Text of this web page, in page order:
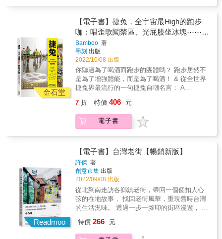
崗、下水道、排水溝、溯溪、翻牆等，到處都
能跑。 像這樣毫無底線的亂亂跑，即使摔得鼻
青臉腫、斷手斷腳， 甚或山中迷航、跌落屎
坑，卻也樂此不疲。 & 光屁股坐冰塊幾乎是所
有捷兔會都會玩的幼稚遊戲， 任何物品都可以
拿來當喝酒容器，並以千奇百怪的姿勢將酒送
入口中， 花招可謂五花八門，只有你想不到，
沒有捷兔做不到。 & 在這裡，話題百無禁忌，
天南地北胡吹亂扯。 在這裡，拋開世俗身分枷
鎖，中年大叔秒變中二。 在這裡，噹噹尺度無
的台北捷兔，自1973年成立以來，無論颱風
&shy;、地震、打雷閃電、大年初一或除夕，每
個星期六總有一群樂此不疲的瘋子，互相調侃
兔作為台灣第一個野跑團體，如今已累積超過
2400個跑次，其分會也在台灣和世界各地開枝
散葉。 & 本書完整收錄所有關於捷兔的起源、
文化和大大小小知識， 還有那些好笑的、脫序
的，屬於一群男人的浪漫（？）與超狂趣事。
& 準備好一起奔跑了嗎？ ON ON！ &
金石堂
【電子書】捷兔，全宇宙最High的跑步
咖：唱歪歌闖禁區、光屁股坐冰塊⋯⋯最
不正經的野跑俱樂部，週週突破極限，跑
玩全台
Bamboo 著
墨刻 出版
2022/10/08 出版
你聽過為了喝酒而跑步的團體嗎？ 跑步居然不
是為了增強體能，而是為了喝酒！ & 從全世界
捷兔界最流行的一句捷兔自嘲名言： A
大概了解這個團體的屬性。 & 跑步、喝酒只是
捷兔活動中兩個主要元素， 捷兔還有一些外人
所無法想像、匪夷所思的文化， 只有參加過的
崗、下水道、排水溝、溯溪、翻牆等，到處都
能跑。 像這樣毫無底線的亂亂跑，即使摔得鼻
青臉腫、斷手斷腳， 甚或山中迷航、跌落屎
坑，卻也樂此不疲。 & 光屁股坐冰塊幾乎是所
有捷兔會都會玩的幼稚遊戲， 任何物品都可以
拿來當喝酒容器，並以千奇百怪的姿勢將酒送
入口中， 花招可謂五花八門，只有你想不到，
沒有捷兔做不到。 & 在這裡，話題百無禁忌，
天南地北胡吹亂扯。 在這裡，拋開世俗身分枷
7 折 特價 406 元
電子書
Readmoo
【電子書】台灣老街【暢銷新版】
許傑 著
創意市集 出版
2022/09/08 出版
從北到南走訪各鄉鎮老街，帶回一個個扣人心
弦的在地故事， 找回老街風華，重現舊時台灣
的生活況味。 透過一步一腳印的街區漫遊， 愛
的風景。 從街廓延伸出去的，不只是歲月光
景， 還有各鄉鎮的特色樣貌與在地人情。 到越
特價 266 元